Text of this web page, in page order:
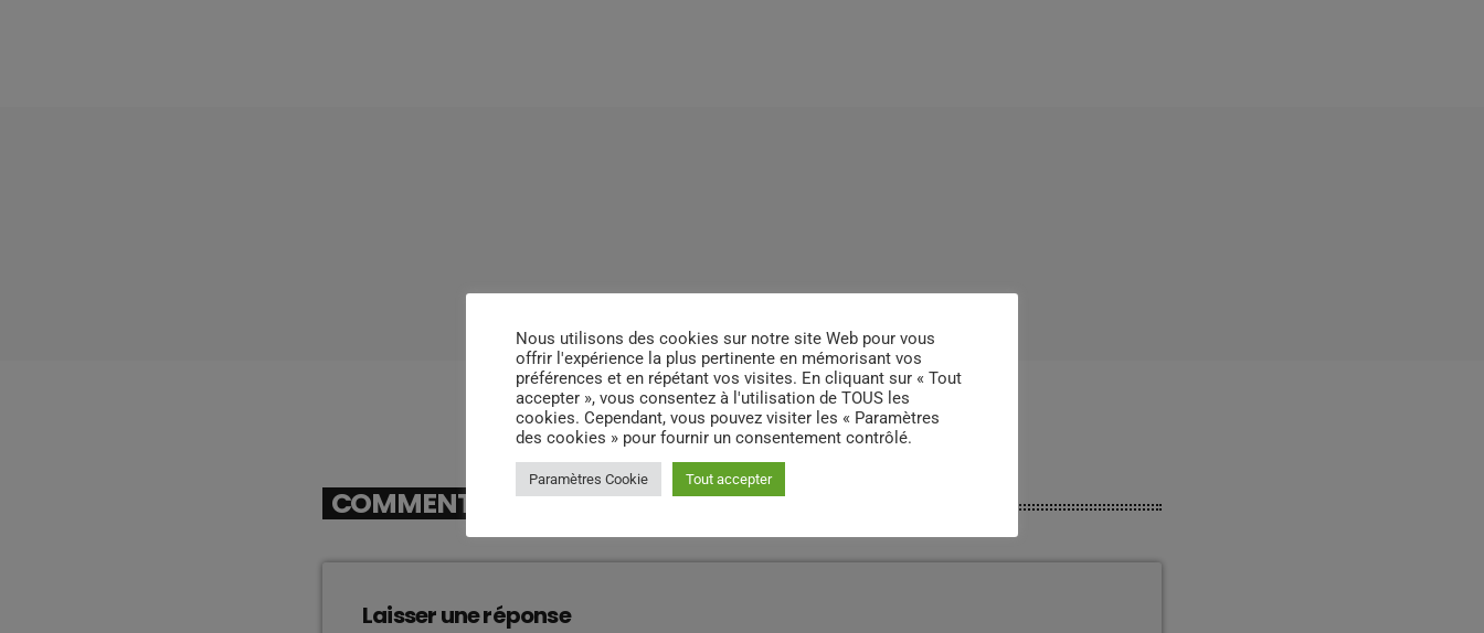
COMMENTAIRES D’ARTICLES (0)
Laisser une réponse
Nous utilisons des cookies sur notre site Web pour vous
offrir l'expérience la plus pertinente en mémorisant vos
préférences et en répétant vos visites. En cliquant sur « Tout
accepter », vous consentez à l'utilisation de TOUS les
cookies. Cependant, vous pouvez visiter les « Paramètres
des cookies » pour fournir un consentement contrôlé.
Paramètres Cookie Tout accepter